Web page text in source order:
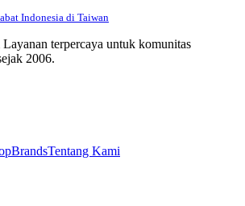
Indonesia di Taiwan
terpercaya untuk komunitas
2006.
BrandsTentang Kami